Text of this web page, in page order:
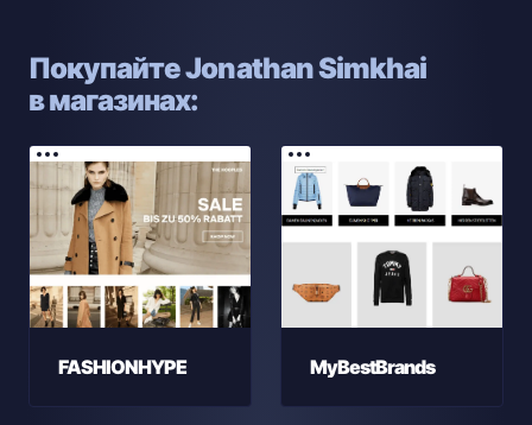
Покупайте Jonathan Simkhai
в магазинах:
FASHIONHYPE MyBestBrands